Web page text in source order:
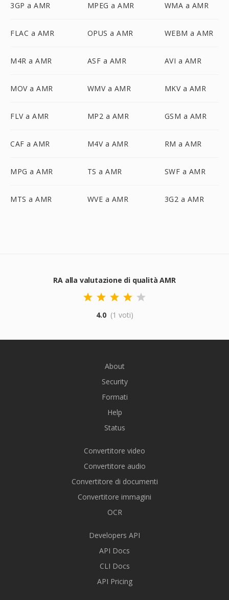
3GP a AMR MPEG a AMR WMA a AMR
FLAC a AMR OPUS a AMR WEBM a AMR
M4R a AMR ASF a AMR AVI a AMR
MOV a AMR WMV a AMR MKV a AMR
FLV a AMR MP2 a AMR GSM a AMR
CAF a AMR M4V a AMR RM a AMR
MPG a AMR TS a AMR SWF a AMR
MTS a AMR WVE a AMR 3G2 a AMR
RA alla valutazione di qualità AMR
4.0 (1 voti)
About
Security
Formati
Help
Status
Convertitore video
Convertitore audio
Convertitore di documenti
Convertitore immagini
OCR
Developers API
API Docs
CLI Docs
API Pricing